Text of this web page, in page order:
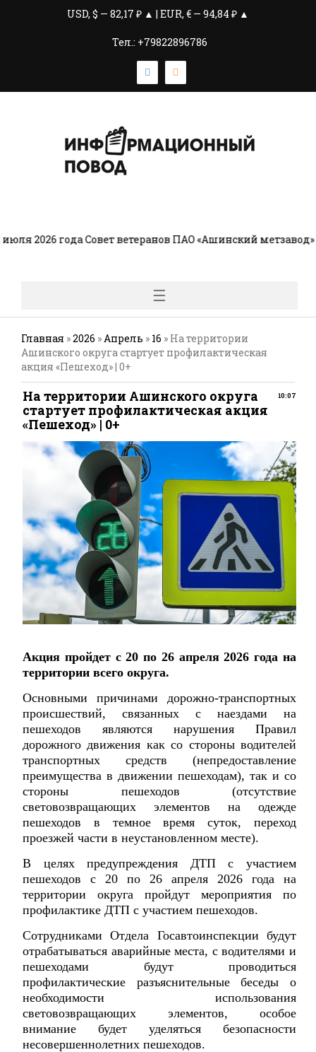
USD, $ — 82,17 ₽ ▲ | EUR, € — 94,84 ₽ ▲
Тел.: +79822896786
2026 года Совет ветеранов ПАО «Ашинский метзавод»
☰
Главная »2026 »Апрель » 16 » На территории
Ашинского округа стартует профилактическая
акция «Пешеход» | 0+
10:07
На территории Ашинского округа
стартует профилактическая акция
«Пешеход» | 0+
Акция пройдет с 20 по 26 апреля 2026 года на
территории всего округа.
Основными причинами дорожно-транспортных
происшествий, связанных с наездами на
пешеходов являются нарушения Правил
дорожного движения как со стороны водителей
транспортных средств (непредоставление
преимущества в движении пешеходам), так и со
стороны пешеходов (отсутствие
световозвращающих элементов на одежде
пешеходов в темное время суток, переход
проезжей части в неустановленном месте).
В целях предупреждения ДТП с участием
пешеходов с 20 по 26 апреля 2026 года на
территории округа пройдут мероприятия по
профилактике ДТП с участием пешеходов.
Сотрудниками Отдела Госавтоинспекции будут
отрабатываться аварийные места, с водителями и
пешеходами будут проводиться
профилактические разъяснительные беседы о
необходимости использования
световозвращающих элементов, особое
внимание будет уделяться безопасности
несовершеннолетних пешеходов.